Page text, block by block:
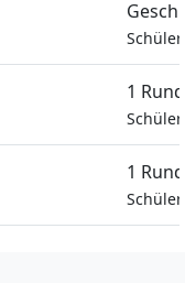
1
1